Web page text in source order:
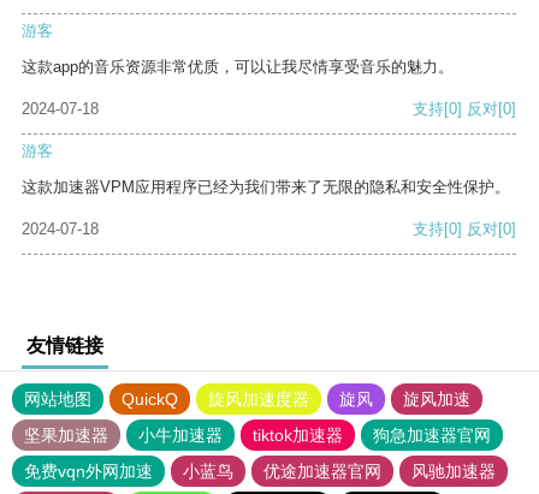
游客
这款app的音乐资源非常优质，可以让我尽情享受音乐的魅力。
2024-07-18 支持[0] 反对[0]
游客
这款加速器VPM应用程序已经为我们带来了无限的隐私和安全性保护。
2024-07-18 支持[0] 反对[0]
友情链接
网站地图 QuickQ 旋风加速度器 旋风
旋风加速
坚果加速器
小牛加速器 tiktok加速器
狗急加速器官网
免费vqn外网加速
小蓝鸟 优途加速器官网
风驰加速器